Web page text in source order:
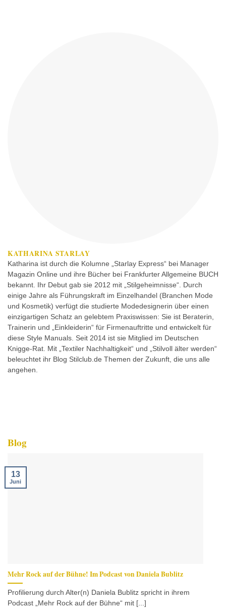
KATHARINA STARLAY
Katharina ist durch die Kolumne „Starlay Express“ bei Manager
Magazin Online und ihre Bücher bei Frankfurter Allgemeine BUCH
bekannt. Ihr Debut gab sie 2012 mit „Stilgeheimnisse“. Durch
einige Jahre als Führungskraft im Einzelhandel (Branchen Mode
und Kosmetik) verfügt die studierte Modedesignerin über einen
einzigartigen Schatz an gelebtem Praxiswissen: Sie ist Beraterin,
Trainerin und „Einkleiderin“ für Firmenauftritte und entwickelt für
diese Style Manuals. Seit 2014 ist sie Mitglied im Deutschen
Knigge-Rat. Mit „Textiler Nachhaltigkeit“ und „Stilvoll älter werden“
beleuchtet ihr Blog Stilclub.de Themen der Zukunft, die uns alle
angehen.
Blog
Mehr Rock auf der Bühne! Im Podcast von Daniela Bublitz
Profilierung durch Alter(n) Daniela Bublitz spricht in ihrem
Podcast „Mehr Rock auf der Bühne“ mit [...]
13
Juni